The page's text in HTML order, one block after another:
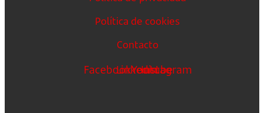
Política de cookies
Contacto
FacebookLinkedin
Youtube
Instagram